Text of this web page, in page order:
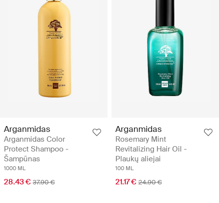
Arganmidas
Arganmidas Color
Protect Shampoo -
Šampūnas
1000 ML
28.43 € 37.90 €
Arganmidas
Rosemary Mint
Revitalizing Hair Oil -
Plaukų aliejai
100 ML
21.17 € 24.90 €